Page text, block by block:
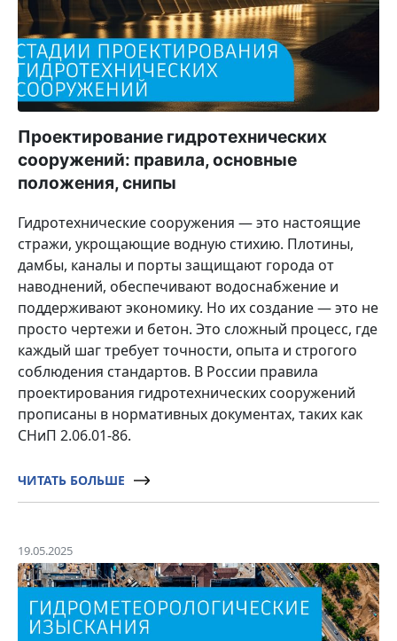
Проектирование гидротехнических
сооружений: правила, основные
положения, снипы
Гидротехнические сооружения — это настоящие
стражи, укрощающие водную стихию. Плотины,
дамбы, каналы и порты защищают города от
наводнений, обеспечивают водоснабжение и
поддерживают экономику. Но их создание — это не
просто чертежи и бетон. Это сложный процесс, где
каждый шаг требует точности, опыта и строгого
соблюдения стандартов. В России правила
проектирования гидротехнических сооружений
прописаны в нормативных документах, таких как
СНиП 2.06.01-86.
ЧИТАТЬ БОЛЬШЕ
19.05.2025